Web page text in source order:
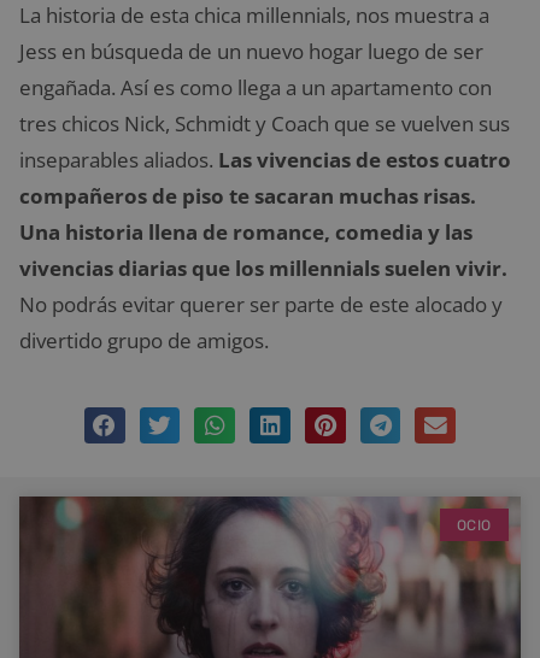
La historia de esta chica millennials, nos muestra a
Jess en búsqueda de un nuevo hogar luego de ser
engañada. Así es como llega a un apartamento con
tres chicos Nick, Schmidt y Coach que se vuelven sus
inseparables aliados. Las vivencias de estos cuatro
compañeros de piso te sacaran muchas risas.
Una historia llena de romance, comedia y las
vivencias diarias que los millennials suelen vivir.
No podrás evitar querer ser parte de este alocado y
divertido grupo de amigos.
OCIO